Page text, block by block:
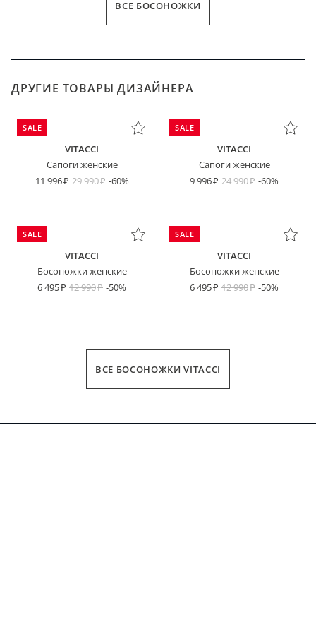
ВСЕ БОСОНОЖКИ
ДРУГИЕ ТОВАРЫ ДИЗАЙНЕРА
SALE
VITACCI
Сапоги женские
11 996
29 990 -60%
SALE
VITACCI
Сапоги женские
9 996
24 990 -60%
SALE
VITACCI
Босоножки женские
6 495
12 990 -50%
SALE
VITACCI
Босоножки женские
6 495
12 990 -50%
ВСЕ БОСОНОЖКИ VITACCI